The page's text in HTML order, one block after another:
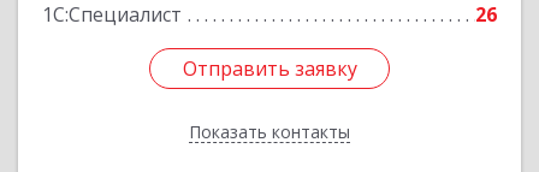
1С:Специалист
26
Отправить заявку
Показать контакты
Отправить заявку
Назад